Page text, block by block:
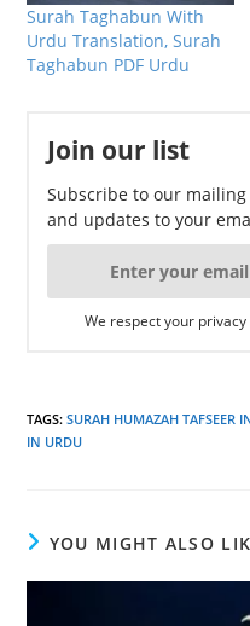
Surah Taghabun With
Urdu Translation, Surah
Taghabun PDF Urdu
Join our list
Subscribe to our
and updates to your
We respect your
TAGS:SURAH HUMAZAH TAFSEER
IN URDU
YOU MIGHT ALSO